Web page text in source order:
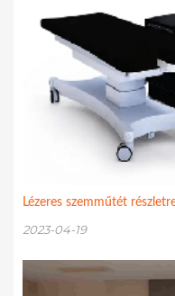
Lézeres szemműtét
2023-04-19